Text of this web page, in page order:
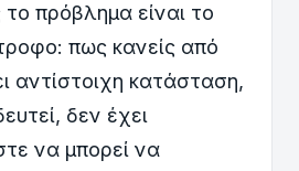
πρόβλημα είναι το
πως κανείς από
αντίστοιχη κατάσταση,
δεν έχει
να μπορεί να